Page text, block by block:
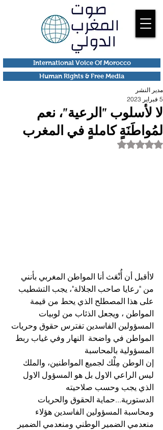
Human Rights & Free Media
International Voice Of Morocco
لا لأسلوب "الرعية"، نعم
لمُواطَنَةٍ كاملةٍ في المغرب
مدير النشر
5 فبراير 2023
تم التقييم بـ ليس رقمًا من أصل 5 نجوم.
لاأقبل أن أُنْعَث أنا المواطن المغربي بأنني
من "رعايا صاحب الجلالة"، يجب التشطيب
على هذا المصطلح الذي يحط من قيمة
المواطن ، ويجعل الذئاب من لوبيات
المسؤولين الفاسدين تفترس حقوق وحريات
المواطن في واضحة  النهار وفي غياب ربط
المسؤولية بالمحاسبة
إن الوطن مِلْك لجميع المواطنين، والملك
ليس الراعي الاول بل هو المسؤول الاول
الذي يجب وحسب صلاحيته
الدستورية...حماية الحقوق والحريات
ومحاسبة المسؤولين الفاسدين هؤلاء
منعدمي الضمير الوطني ومنعدمي الضمير